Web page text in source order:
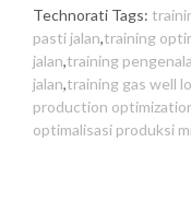
Technorati Tags:
pasti jalan,training
jalan,training
jalan,training gas well
production
optimalisasi produksi